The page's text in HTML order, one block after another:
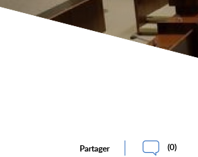
Partager (0)